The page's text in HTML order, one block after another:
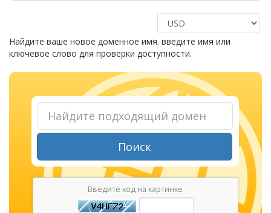
Найдите ваше новое доменное имя. введите имя или
ключевое слово для проверки доступности.
Поиск
Введите код на картинке